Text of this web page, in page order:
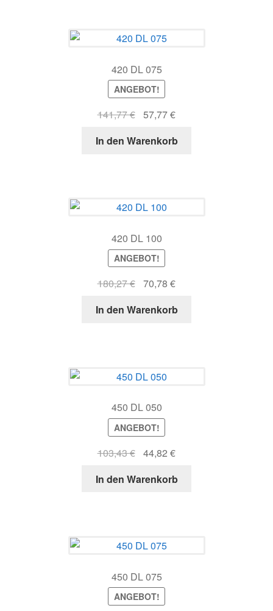
420 DL 075
ANGEBOT!
141,77€ Ursprünglicher
war:
57,77€Aktueller
ist:
In den Warenkorb
420 DL 100
ANGEBOT!
180,27€ Ursprünglicher
war:
70,78€Aktueller
ist:
In den Warenkorb
450 DL 050
ANGEBOT!
103,43€ Ursprünglicher
war:
44,82€Aktueller
ist:
In den Warenkorb
450 DL 075
ANGEBOT!